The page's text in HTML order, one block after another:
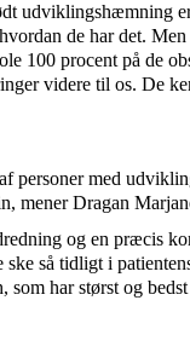
udviklingshæmning
de har det.
100 procent på de
videre til os. De
personer med
mener Dragan
og en præcis
så tidligt i
har størst og